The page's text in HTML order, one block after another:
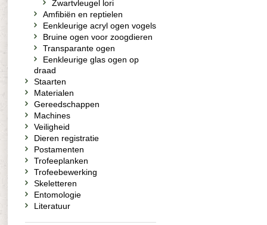
Zwartvleugel lori
Amfibiën en reptielen
Eenkleurige acryl ogen vogels
Bruine ogen voor zoogdieren
Transparante ogen
Eenkleurige glas ogen op
draad
Staarten
Materialen
Gereedschappen
Machines
Veiligheid
Dieren registratie
Postamenten
Trofeeplanken
Trofeebewerking
Skeletteren
Entomologie
Literatuur